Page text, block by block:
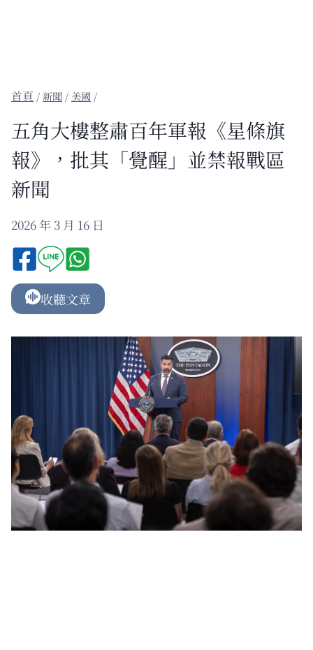
/新聞 / 美國 /
五角大樓整肅百年軍報《星條旗
報》，批其「覺醒」並禁報戰區
新聞
2026 年 3 月 16 日
收聽文章